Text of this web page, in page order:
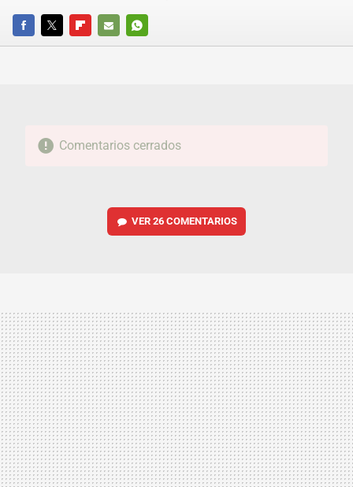
FACEBOOKTWITTERFLIPBOARD
E-
WHATSAPP
Comentarios cerrados
VER 26 COMENTARIOS